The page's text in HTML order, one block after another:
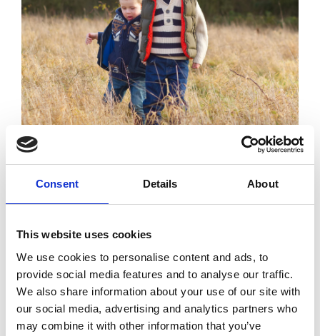
Consent Details About
This website uses cookies
We use cookies to personalise content and ads, to
provide social media features and to analyse our traffic.
We also share information about your use of our site with
our social media, advertising and analytics partners who
may combine it with other information that you’ve